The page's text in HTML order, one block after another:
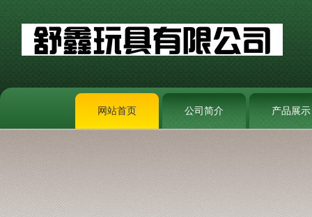
网站首页 公司简介 产品展示